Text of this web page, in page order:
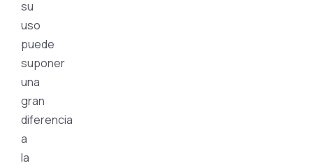
su
uso
puede
suponer
una
gran
diferencia
a
la